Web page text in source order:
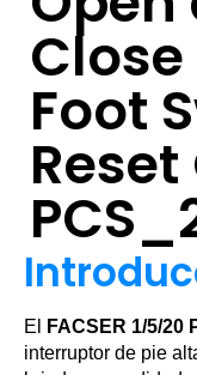
Foot
El FACSER 1/5/20
interruptor de pie